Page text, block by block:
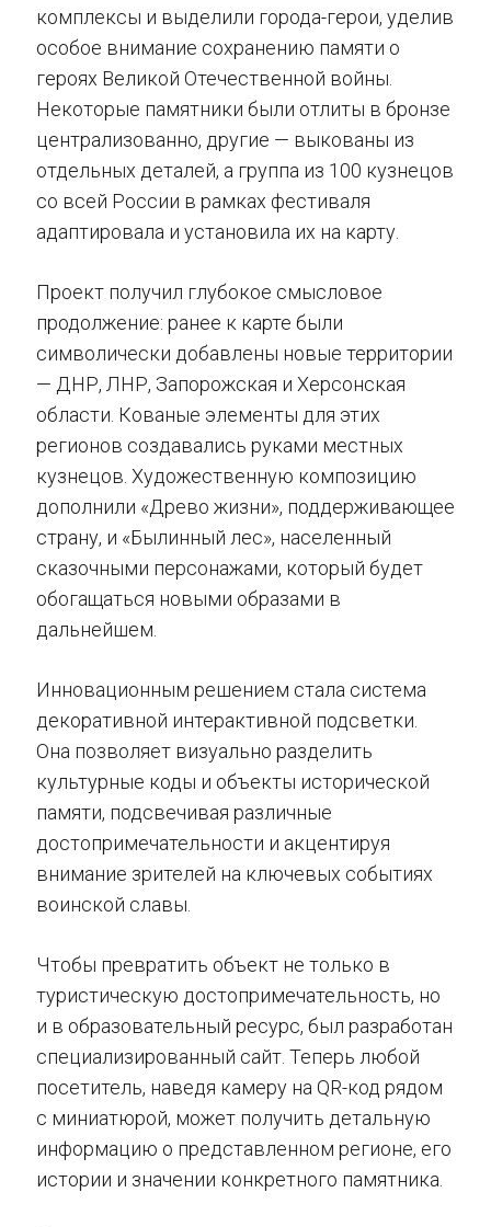
комплексы и выделили города-герои, уделив
особое внимание сохранению памяти о
героях Великой Отечественной войны.
Некоторые памятники были отлиты в бронзе
централизованно, другие — выкованы из
отдельных деталей, а группа из 100 кузнецов
со всей России в рамках фестиваля
адаптировала и установила их на карту.
Проект получил глубокое смысловое
продолжение: ранее к карте были
символически добавлены новые территории
— ДНР, ЛНР, Запорожская и Херсонская
области. Кованые элементы для этих
регионов создавались руками местных
кузнецов. Художественную композицию
дополнили «Древо жизни», поддерживающее
страну, и «Былинный лес», населенный
сказочными персонажами, который будет
обогащаться новыми образами в
дальнейшем.
Инновационным решением стала система
декоративной интерактивной подсветки.
Она позволяет визуально разделить
культурные коды и объекты исторической
памяти, подсвечивая различные
достопримечательности и акцентируя
внимание зрителей на ключевых событиях
воинской славы.
Чтобы превратить объект не только в
туристическую достопримечательность, но
и в образовательный ресурс, был разработан
специализированный сайт. Теперь любой
посетитель, наведя камеру на QR-код рядом
с миниатюрой, может получить детальную
информацию о представленном регионе, его
истории и значении конкретного памятника.